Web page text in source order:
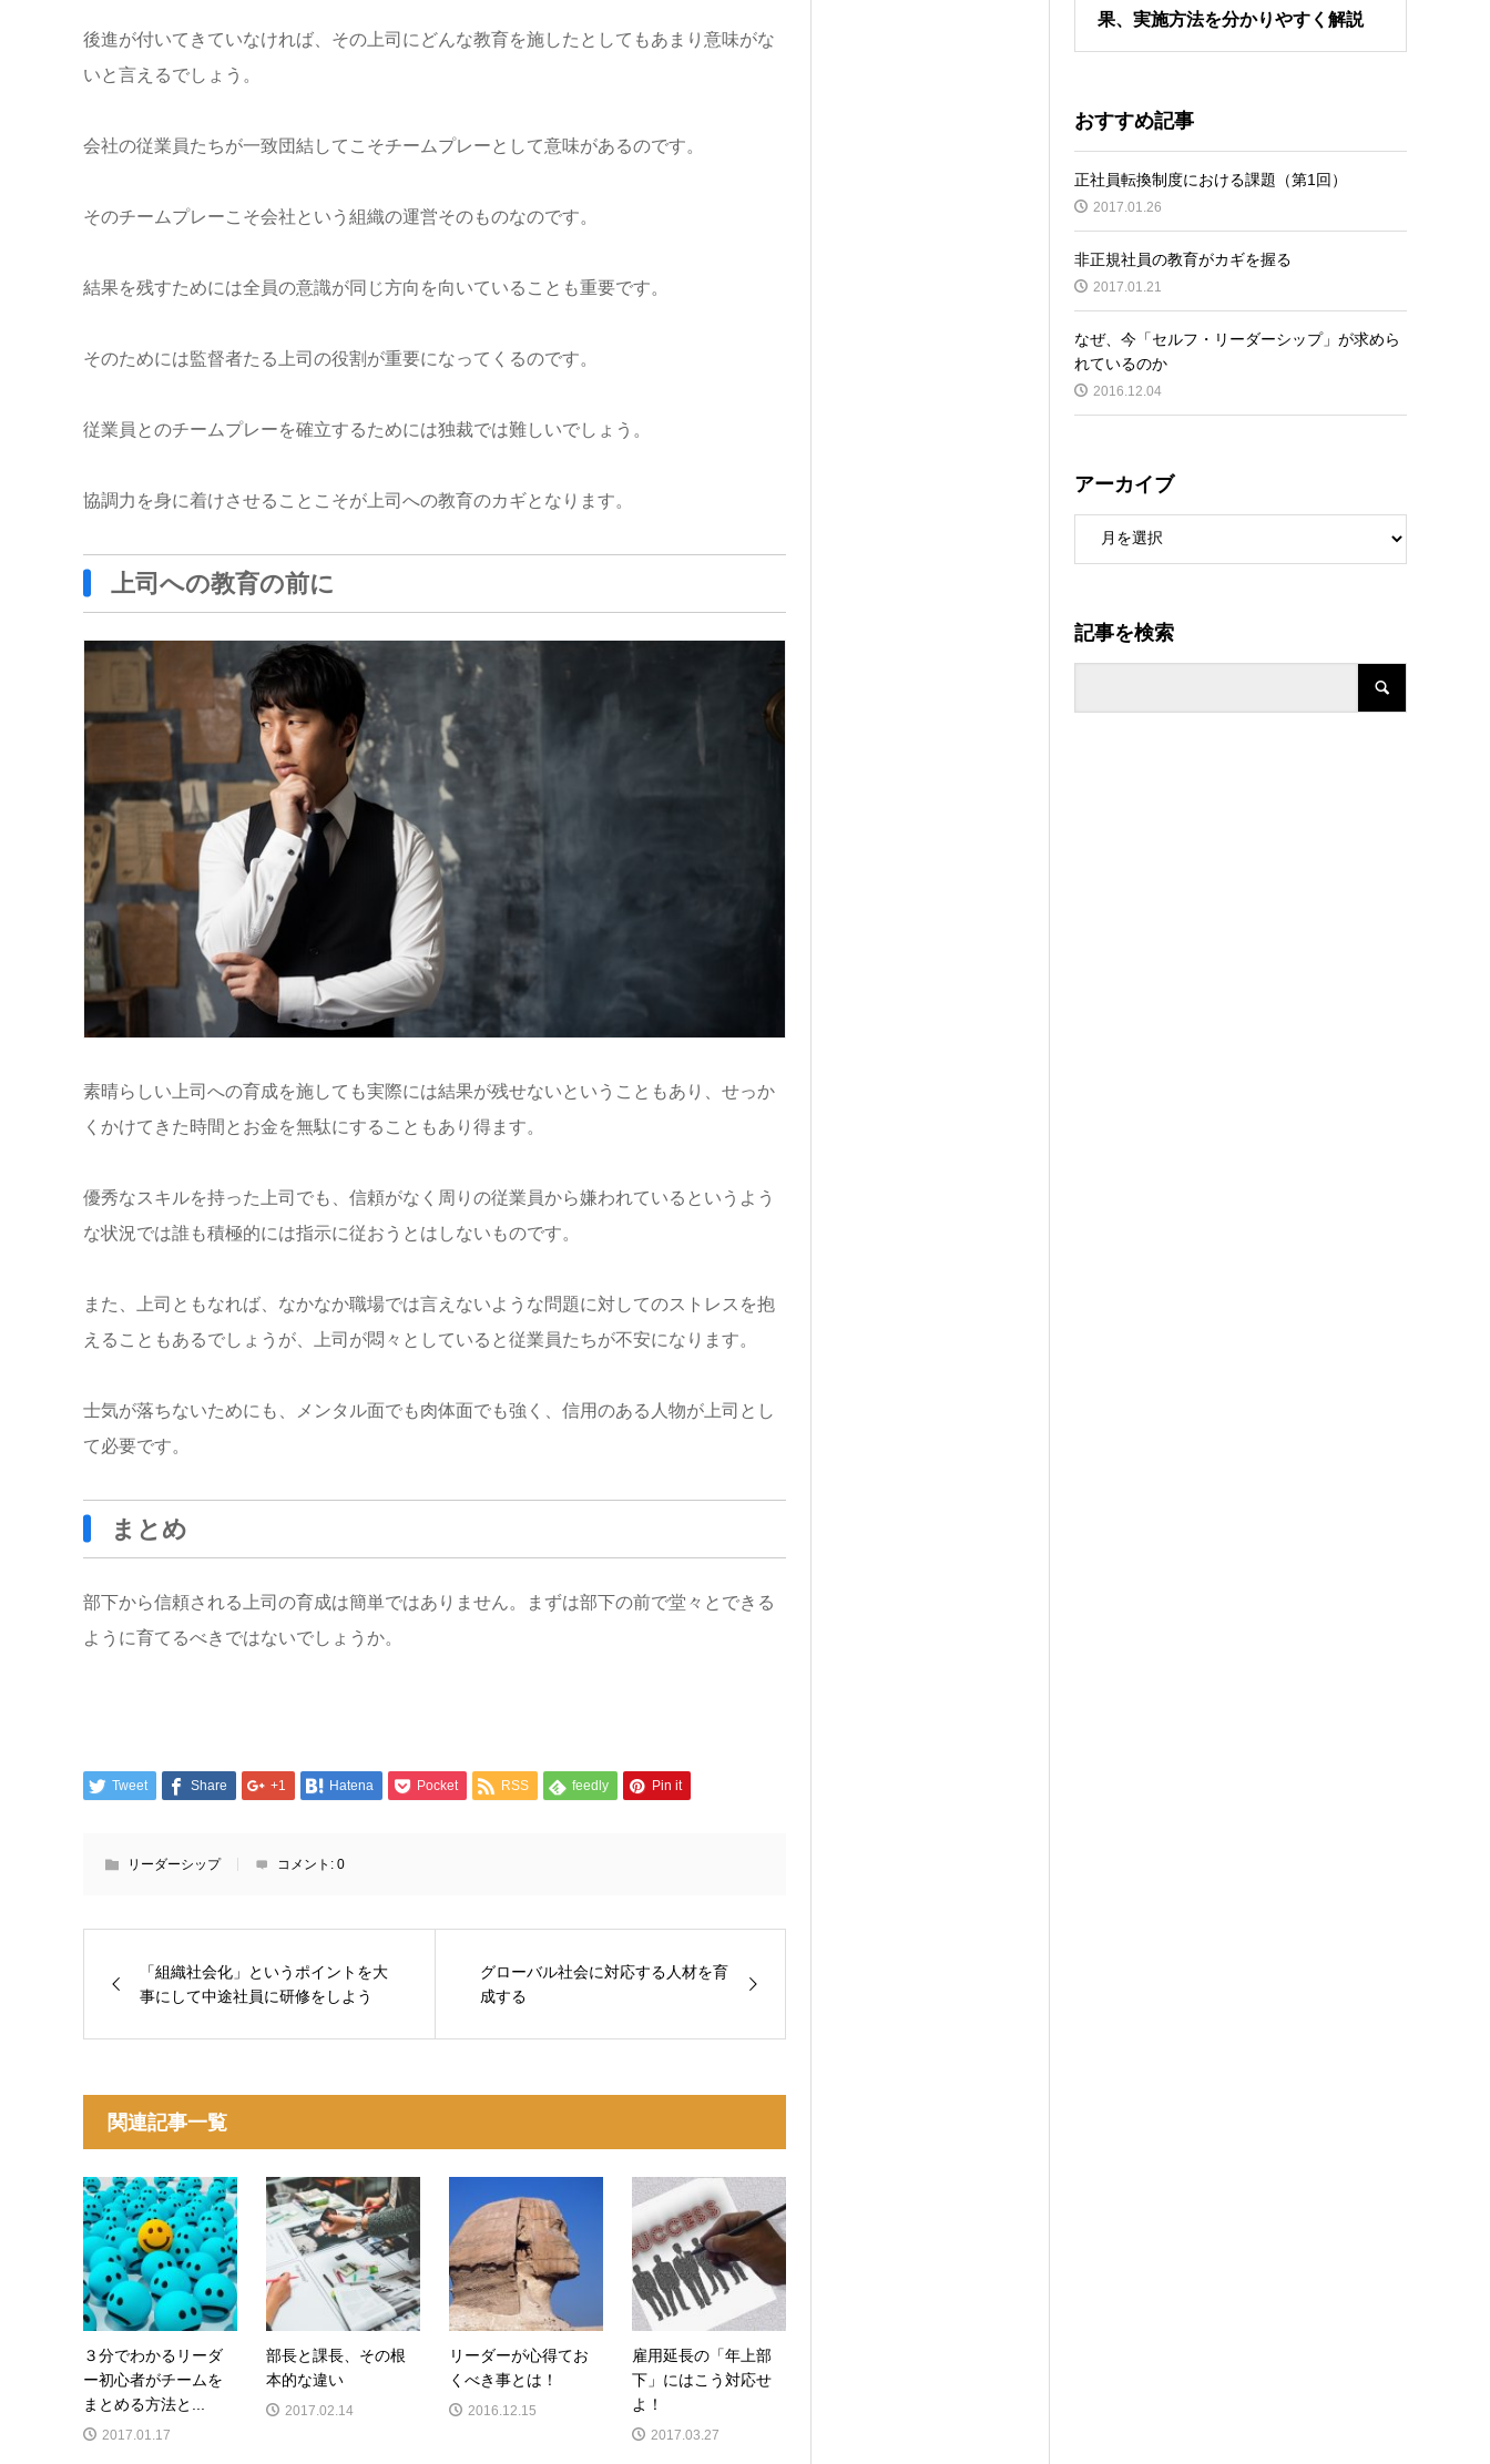
後進が付いてきていなければ、その上司にどんな教育を施したとしてもあまり意味がな
いと言えるでしょう。
会社の従業員たちが一致団結してこそチームプレーとして意味があるのです。
そのチームプレーこそ会社という組織の運営そのものなのです。
結果を残すためには全員の意識が同じ方向を向いていることも重要です。
そのためには監督者たる上司の役割が重要になってくるのです。
従業員とのチームプレーを確立するためには独裁では難しいでしょう。
協調力を身に着けさせることこそが上司への教育のカギとなります。
上司への教育の前に
素晴らしい上司への育成を施しても実際には結果が残せないということもあり、せっか
くかけてきた時間とお金を無駄にすることもあり得ます。
優秀なスキルを持った上司でも、信頼がなく周りの従業員から嫌われているというよう
な状況では誰も積極的には指示に従おうとはしないものです。
また、上司ともなれば、なかなか職場では言えないような問題に対してのストレスを抱
えることもあるでしょうが、上司が悶々としていると従業員たちが不安になります。
士気が落ちないためにも、メンタル面でも肉体面でも強く、信用のある人物が上司とし
て必要です。
まとめ
部下から信頼される上司の育成は簡単ではありません。まずは部下の前で堂々とできる
ように育てるべきではないでしょうか。
Tweet Share +1 Hatena Pocket RSS feedly Pin it
リーダーシップ コメント: 0
「組織社会化」というポイントを大
事にして中途社員に研修をしよう
グローバル社会に対応する人材を育
成する
関連記事一覧
３分でわかるリーダ
ー初心者がチームを
まとめる方法と...
2017.01.17
部長と課長、その根
本的な違い
2017.02.14
リーダーが心得てお
くべき事とは！
2016.12.15
雇用延長の「年上部
下」にはこう対応せ
よ！
2017.03.27
果、実施方法を分かりやすく解説
おすすめ記事
正社員転換制度における課題（第1回）
2017.01.26
非正規社員の教育がカギを握る
2017.01.21
なぜ、今「セルフ・リーダーシップ」が求めら
れているのか
2016.12.04
アーカイブ
記事を検索